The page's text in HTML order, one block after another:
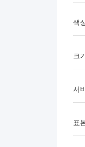
색
크
서
표